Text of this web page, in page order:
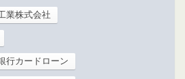
業株式会社
行カードローン